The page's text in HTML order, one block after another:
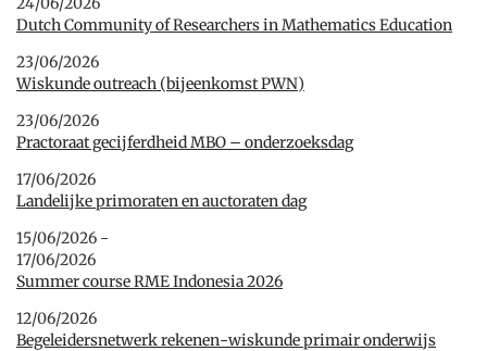
Dutch Community of Researchers in Mathematics Education
23/06/2026
Wiskunde outreach (bijeenkomst PWN)
23/06/2026
Practoraat gecijferdheid MBO – onderzoeksdag
17/06/2026
Landelijke primoraten en auctoraten dag
15/06/2026 -
17/06/2026
Summer course RME Indonesia 2026
12/06/2026
Begeleidersnetwerk rekenen-wiskunde primair onderwijs